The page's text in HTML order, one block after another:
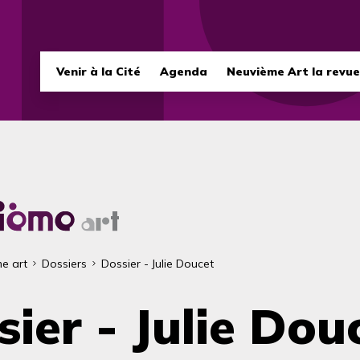
principale
Venir à la Cité Agenda Neuvième Art la revue
art Dossiers Dossier - Julie Doucet
- Julie